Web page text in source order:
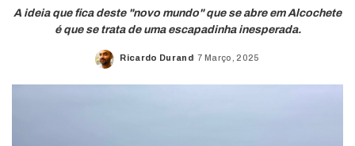
A ideia que fica deste "novo mundo" que se abre em Alcochete
é que se trata de uma escapadinha inesperada.
Posted
Ricardo Durand 7 Março, 2025